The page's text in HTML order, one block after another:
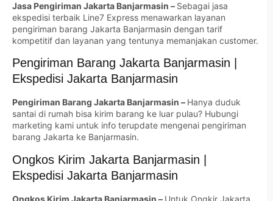
Jasa Pengiriman Jakarta Banjarmasin – Sebagai jasa
ekspedisi terbaik Line7 Express menawarkan layanan
pengiriman barang Jakarta Banjarmasin dengan tarif
kompetitif dan layanan yang tentunya memanjakan customer.
Pengiriman Barang Jakarta Banjarmasin |
Ekspedisi Jakarta Banjarmasin
Pengiriman Barang Jakarta Banjarmasin – Hanya duduk
santai di rumah bisa kirim barang ke luar pulau? Hubungi
marketing kami untuk info terupdate mengenai pengiriman
barang Jakarta ke Banjarmasin.
Ongkos Kirim Jakarta Banjarmasin |
Ekspedisi Jakarta Banjarmasin
Ongkos Kirim Jakarta Banjarmasin – Untuk Ongkir Jakarta